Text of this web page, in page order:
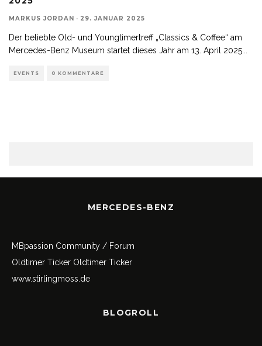
MARKUS JORDAN · 29. JANUAR 2025
Der beliebte Old- und Youngtimertreff „Classics & Coffee“ am
Mercedes-Benz Museum startet dieses Jahr am 13. April 2025...
EVENTS 0 KOMMENTARE
MERCEDES-BENZ
MBpassion Community / Forum
Oldtimer Ticker Oldtimer Ticker
www.stirlingmoss.de
BLOGROLL